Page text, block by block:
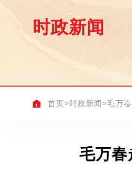
时政新闻
首页>时政新闻 >毛万
毛万春